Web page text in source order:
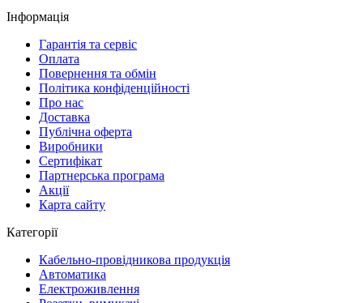
Інформація
Гарантія та сервіс
Оплата
Повернення та обмін
Політика конфіденційності
Про нас
Доставка
Публічна оферта
Виробники
Сертифікат
Партнерська програма
Акції
Карта сайту
Категорії
Кабельно-провідникова продукція
Автоматика
Електроживлення